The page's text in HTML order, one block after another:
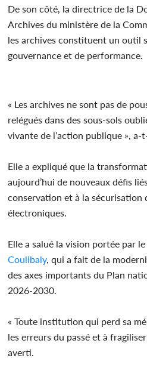
De son côté, la directrice de la
Archives du ministère de la
les archives constituent un outil
gouvernance et de performance.
« Les archives ne sont pas de
relégués dans des sous-sols
vivante de l’action publique », a-
Elle a expliqué que la
aujourd’hui de nouveaux défis
conservation et à la sécurisation
électroniques.
Elle a salué la vision portée par
Coulibaly, qui a fait de la
des axes importants du Plan
2026-2030.
« Toute institution qui perd sa
les erreurs du passé et à
averti.